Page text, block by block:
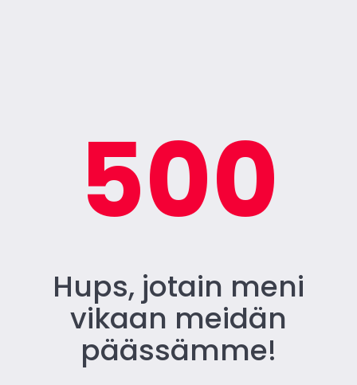
500
Hups, jotain meni
vikaan meidän
päässämme!